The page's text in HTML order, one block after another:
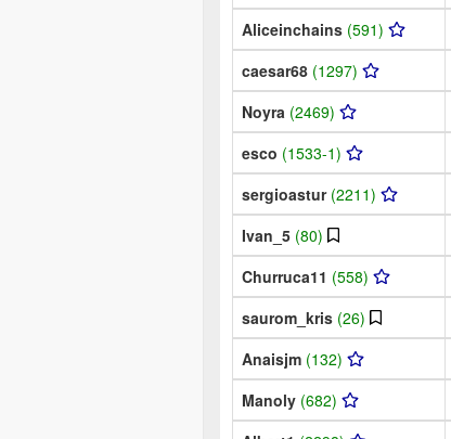
Aliceinchains (591)
caesar68 (1297)
Noyra (2469)
esco (1533-1)
sergioastur (2211)
Ivan_5 (80)
Churruca11 (558)
saurom_kris (26)
Anaisjm (132)
Manoly (682)